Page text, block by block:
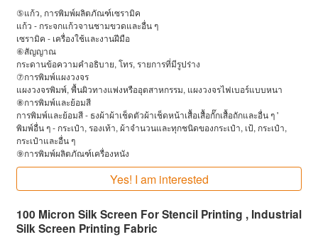
⑤แก้ว, การพิมพ์ผลิตภัณฑ์เซรามิค
แก้ว - กระจกแก้วจานชามขวดและอื่น ๆ
เซรามิค - เครื่องใช้และงานฝีมือ
⑥สัญญาณ
กระดานข้อความคำอธิบาย, โทร, รายการที่มีรูปร่าง
⑦การพิมพ์แผงวงจร
แผงวงจรพิมพ์, พื้นผิวทางแพ่งหรืออุตสาหกรรม, แผงวงจรไฟเบอร์แบบหนา
⑧การพิมพ์และย้อมสี
การพิมพ์และย้อมสี - ธงผ้าผ้าเช็ดตัวผ้าเช็ดหน้าเสื้อเสื้อกั๊กเสื้อถักและอื่น ๆ '
พิมพ์อื่น ๆ - กระเป๋า, รองเท้า, ผ้าจำนวนและทุกชนิดของกระเป๋า, เป้, กระเป๋า,
กระเป๋าและอื่น ๆ
⑨การพิมพ์ผลิตภัณฑ์เครื่องหนัง
Yes! I am interested
100 Micron Silk Screen For Stencil Printing , Industrial
Silk Screen Printing Fabric